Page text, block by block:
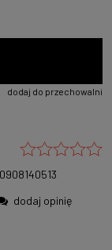
dodaj do przechowalni
dodaj opinię